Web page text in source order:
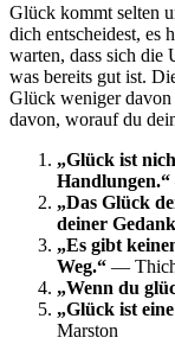
Glück kommt selten
dich entscheidest, es
warten, dass sich die
was bereits gut ist.
Glück weniger davon
davon, worauf du
„Glück ist
Handlungen.“
„Das Glück
deiner
„Es gibt
Weg.“ —
„Wenn du
„Glück ist
Marston